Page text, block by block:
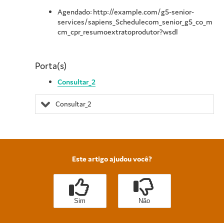
Agendado: http://example.com/g5-senior-
services/sapiens_Schedulecom_senior_g5_co_m
cm_cpr_resumoextratoprodutor?wsdl
Porta(s)
Consultar_2
Consultar_2
Este artigo ajudou você?
Sim Não